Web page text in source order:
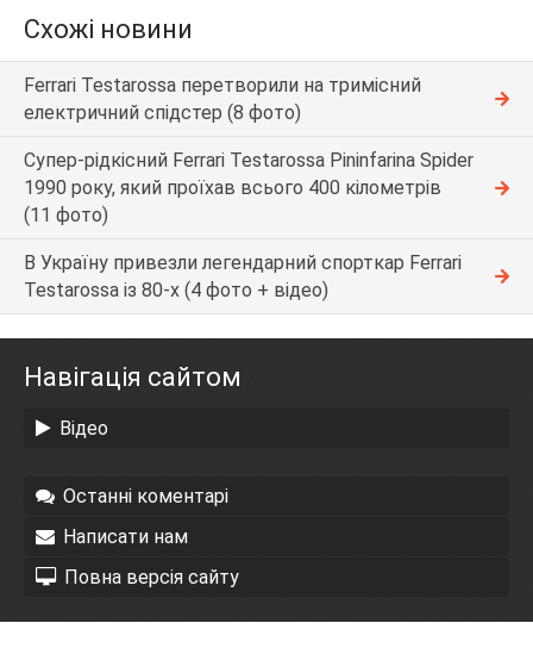
Схожі новини
Ferrari Testarossa перетворили на тримісний
електричний спідстер (8 фото)
Супер-рідкісний Ferrari Testarossa Pininfarina Spider
1990 року, який проїхав всього 400 кілометрів
(11 фото)
В Україну привезли легендарний спорткар Ferrari
Testarossa із 80-х (4 фото + відео)
Навігація сайтом
Відео
Останні коментарі
Написати нам
Повна версія сайту